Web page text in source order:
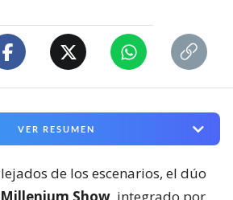
VER RESUMEN
de los escenarios, el dúo